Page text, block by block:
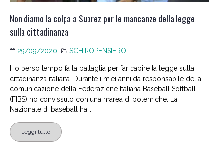
Non diamo la colpa a Suarez per le mancanze della legge
sulla cittadinanza
29/09/2020 SCHIROPENSIERO
Ho perso tempo fa la battaglia per far capire la legge sulla
cittadinanza italiana. Durante i miei anni da responsabile della
comunicazione della Federazione Italiana Baseball Softball
(FIBS) ho convissuto con una marea di polemiche. La
Nazionale di baseball ha...
Leggi tutto